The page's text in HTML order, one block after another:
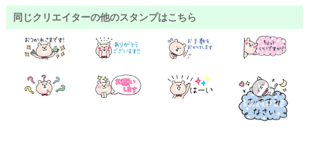
同じクリエイターの他のスタンプはこちら